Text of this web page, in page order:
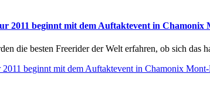
2011 beginnt mit dem Auftaktevent in Chamonix
die besten Freerider der Welt erfahren, ob sich
beginnt mit dem Auftaktevent in Chamonix